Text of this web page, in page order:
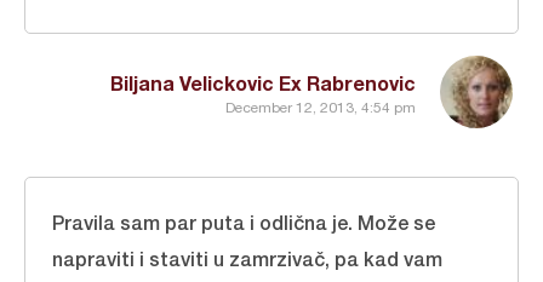
Biljana Velickovic Ex Rabrenovic
December 12, 2013, 4:54 pm
Pravila sam par puta i odlična je. Može se
napraviti i staviti u zamrzivač, pa kad vam